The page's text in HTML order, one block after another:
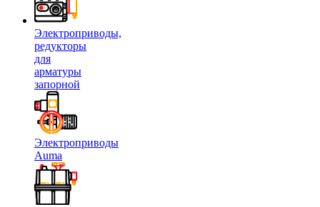
Электроприводы,
редукторы
для
арматуры
запорной
Электроприводы
Auma